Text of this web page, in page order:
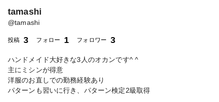
tamashi
@tamashi
投稿 3 フォロー 1 フォロワー 3
ハンドメイド大好きな3人のオカンです^ ^
主にミシンが得意
洋服のお直しでの勤務経験あり
パターンも習いに行き、パターン検定2級取得